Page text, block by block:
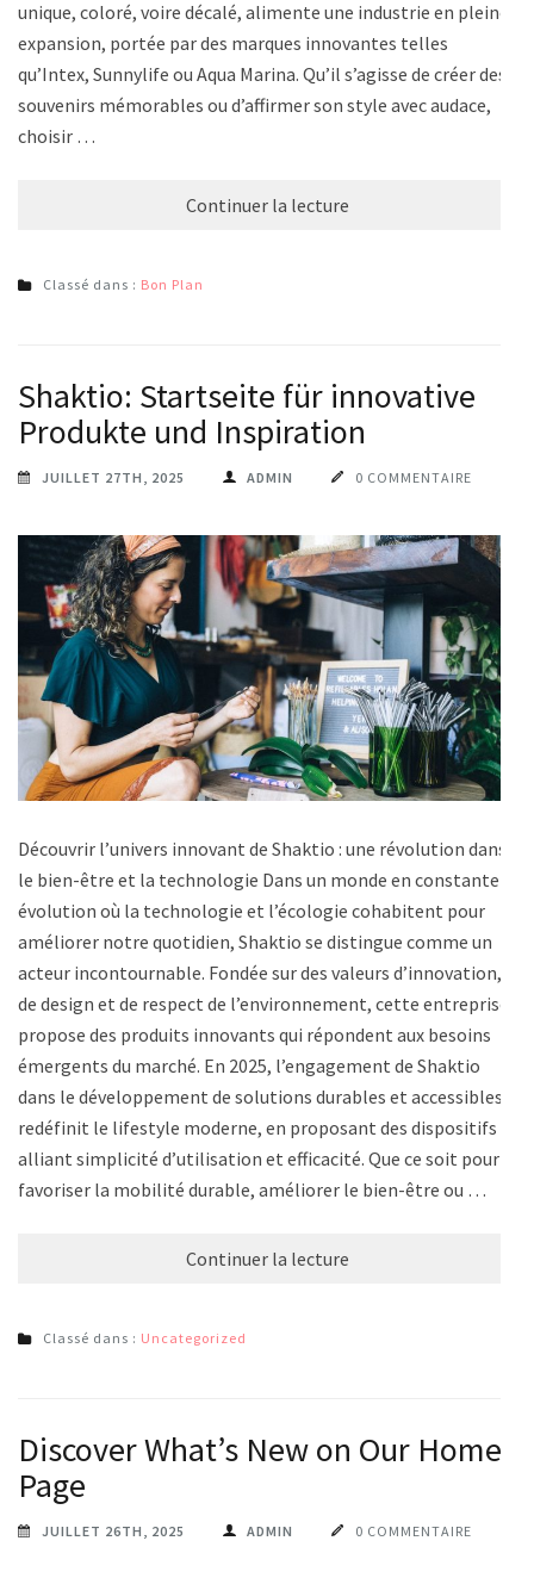
unique, coloré, voire décalé, alimente une industrie en pleine
expansion, portée par des marques innovantes telles
qu’Intex, Sunnylife ou Aqua Marina. Qu’il s’agisse de créer des
souvenirs mémorables ou d’affirmer son style avec audace,
choisir …
Continuer la lecture
Classé dans : Bon Plan
Shaktio: Startseite für innovative
Produkte und Inspiration
JUILLET 27TH, 2025 ADMIN 0 COMMENTAIRE
Découvrir l’univers innovant de Shaktio : une révolution dans
le bien-être et la technologie Dans un monde en constante
évolution où la technologie et l’écologie cohabitent pour
améliorer notre quotidien, Shaktio se distingue comme un
acteur incontournable. Fondée sur des valeurs d’innovation,
de design et de respect de l’environnement, cette entreprise
propose des produits innovants qui répondent aux besoins
émergents du marché. En 2025, l’engagement de Shaktio
dans le développement de solutions durables et accessibles
redéfinit le lifestyle moderne, en proposant des dispositifs
alliant simplicité d’utilisation et efficacité. Que ce soit pour
favoriser la mobilité durable, améliorer le bien-être ou …
Continuer la lecture
Classé dans : Uncategorized
Discover What’s New on Our Home
Page
JUILLET 26TH, 2025 ADMIN 0 COMMENTAIRE